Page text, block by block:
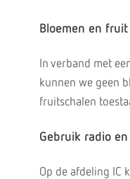
Bloemen en fruit
In verband met
kunnen we geen
fruitschalen
Gebruik radio
Op de afdeling IC